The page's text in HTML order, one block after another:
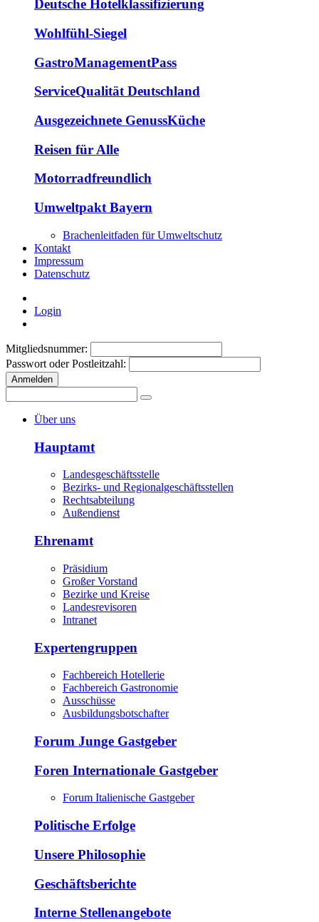
Deutsche Hotelklassifizierung
Wohlfühl-Siegel
GastroManagementPass
ServiceQualität Deutschland
Ausgezeichnete GenussKüche
Reisen für Alle
Motorradfreundlich
Umweltpakt Bayern
Brachenleitfaden für Umweltschutz
Kontakt
Impressum
Datenschutz
Login
Mitgliedsnummer:
Passwort oder Postleitzahl:
Anmelden
Über uns
Hauptamt
Landesgeschäftsstelle
Bezirks- und Regionalgeschäftsstellen
Rechtsabteilung
Außendienst
Ehrenamt
Präsidium
Großer Vorstand
Bezirke und Kreise
Landesrevisoren
Intranet
Expertengruppen
Fachbereich Hotellerie
Fachbereich Gastronomie
Ausschüsse
Ausbildungsbotschafter
Forum Junge Gastgeber
Foren Internationale Gastgeber
Forum Italienische Gastgeber
Politische Erfolge
Unsere Philosophie
Geschäftsberichte
Interne Stellenangebote